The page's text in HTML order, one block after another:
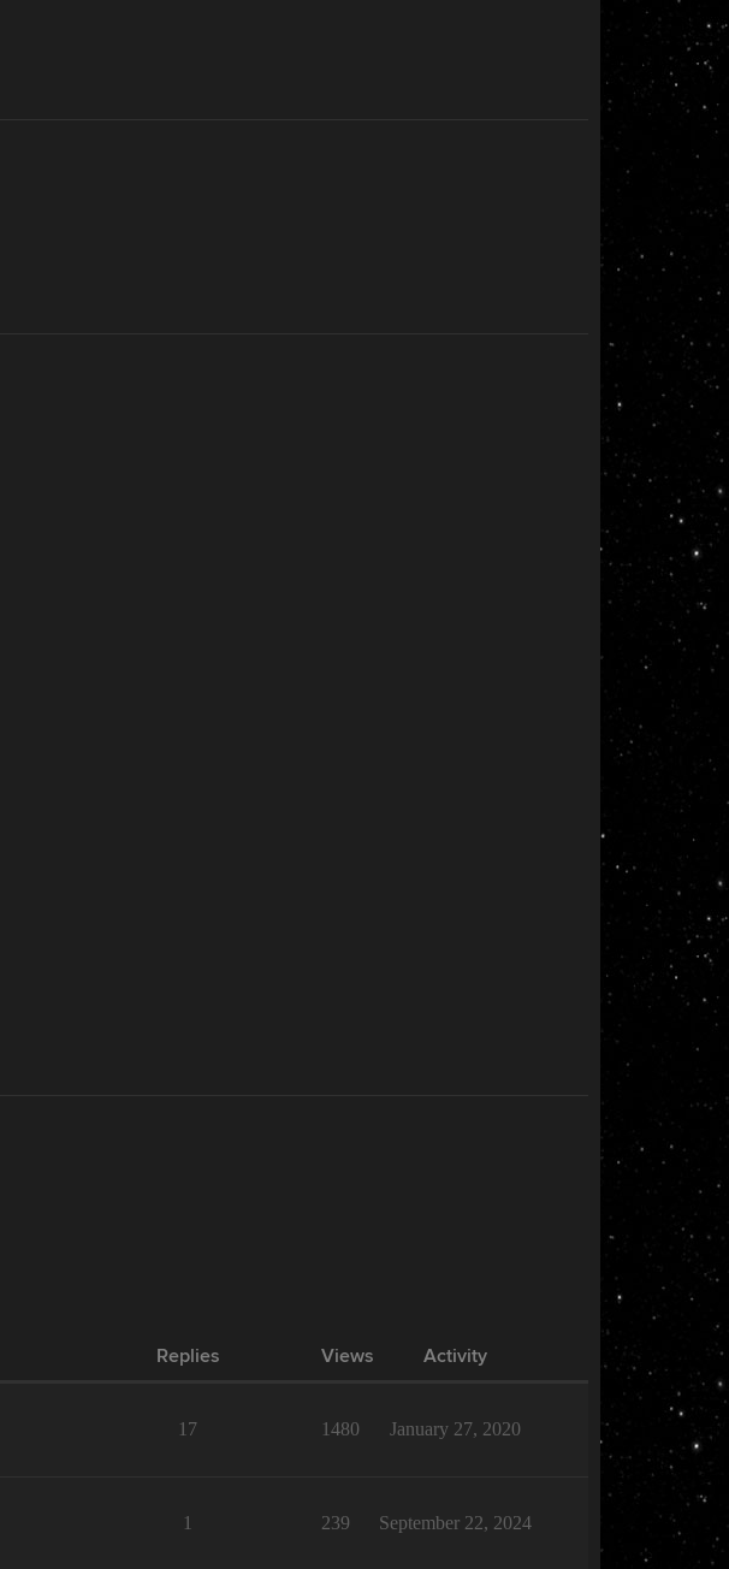
Replies Views Activity
17 1480 January 27, 2020
1 239 September 22, 2024